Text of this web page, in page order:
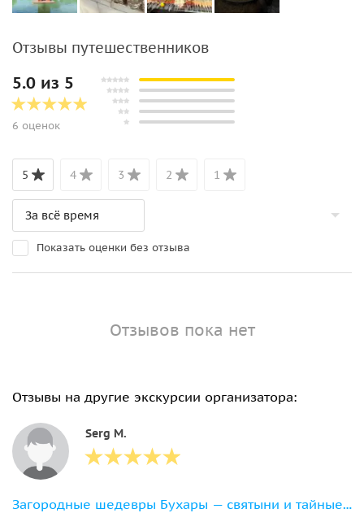
Отзывы путешественников
5.0 из 5
6 оценок
5 4 3 2 1
Показать оценки без отзыва
Отзывов пока нет
Отзывы на другие экскурсии организатора:
Serg M.
Загородные шедевры Бухары — святыни и тайные храмы!